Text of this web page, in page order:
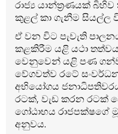
රාජ්‍ය යාන්ත්‍රණයක්
කුළල් කා ගැනීම සියල්ල
ඒ වන විට පැවැති
කළකිරීම යළි යථා
වෙනුවෙන් යළි පණ
වේගවත්ව රටේ
අභියෝගය
රටක්, වැඩ කරන රටක්
ගෝඨාභය රාජපක්ෂගේ
අනුවය.